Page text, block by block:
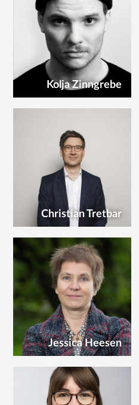
Kolja Zinngrebe
Christian Tretbar
Jessica Heesen